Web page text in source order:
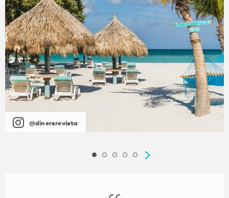
@dinersrevista